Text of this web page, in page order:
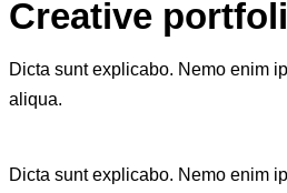
Creative
Dicta sunt explicabo. Nemo enim
aliqua.
Dicta sunt explicabo. Nemo enim